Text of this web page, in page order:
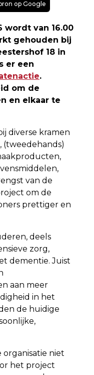
op Google
wordt van 16.00
gehouden bij
18 in
er een
.
om de
en elkaar te
diverse kramen
van de
om de
prettiger en
deels
zorg,
dementie. Juist
aan meer
in het
de huidige
niet
het project